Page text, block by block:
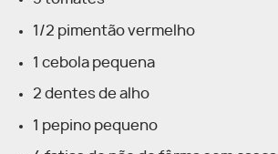
1/2 pimentão vermelho
1 cebola pequena
2 dentes de alho
1 pepino pequeno